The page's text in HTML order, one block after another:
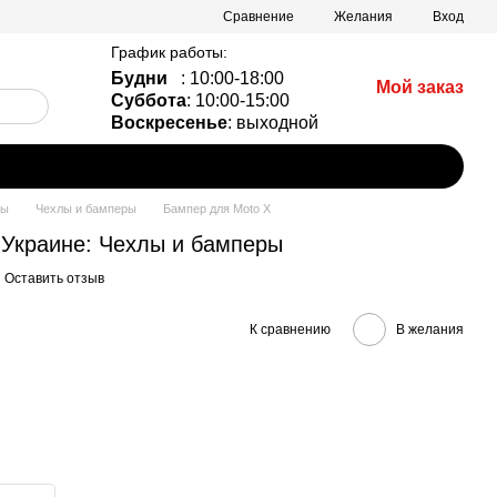
Сравнение Желания Вход
График работы:
Будни
: 10:00-18:00
Суббота: 10:00-15:00
Воскресенье: выходной
Мой заказ
Чехлы и бамперы Бампер для Moto X
Чехлы и бамперы
Оставить отзыв
К сравнению В желания